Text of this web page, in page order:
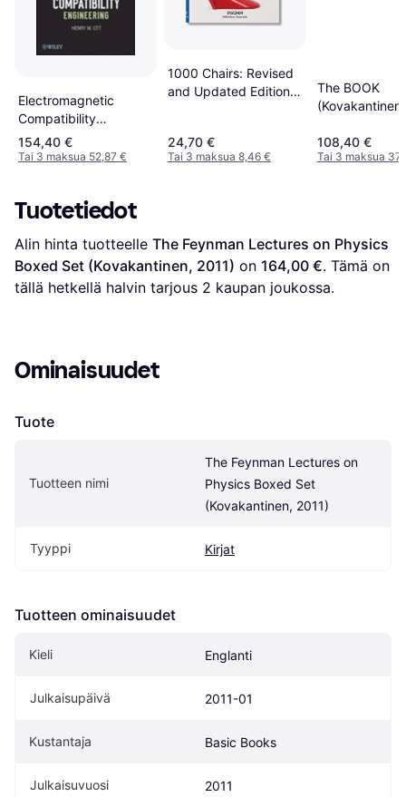
Electromagnetic
Compatibility
Engineering
(Kovakantinen, 2009)
154,40 €
Tai 3 maksua 52,87 €
1000 Chairs: Revised
and Updated Edition
24,70 €
Tai 3 maksua 8,46 €
The BOOK
108,40 €
Tai 3 maksua
Tuotetiedot
Alin hinta tuotteelle The Feynman Lectures on Physics
Boxed Set (Kovakantinen, 2011) on 164,00 €. Tämä on
tällä hetkellä halvin tarjous 2 kaupan joukossa.
Ominaisuudet
Tuote
Tuotteen nimi
The Feynman Lectures on
Physics Boxed Set
(Kovakantinen, 2011)
Tyyppi Kirjat
Tuotteen ominaisuudet
Kieli Englanti
Julkaisupäivä 2011-01
Kustantaja Basic Books
Julkaisuvuosi 2011